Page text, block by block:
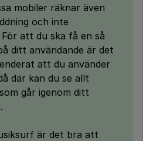
mobiler räknar även
och inte
För att du ska få en så
ditt användande är det
att du använder
där kan du se allt
går igenom ditt
är det bra att